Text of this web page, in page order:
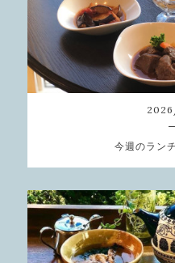
2026
今週のラン